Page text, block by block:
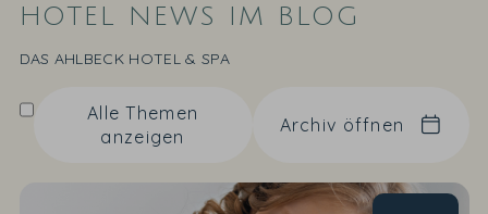
HOTEL NEWS IM BLOG
DAS AHLBECK HOTEL & SPA
Alle Themen
anzeigen
Archiv öffnen